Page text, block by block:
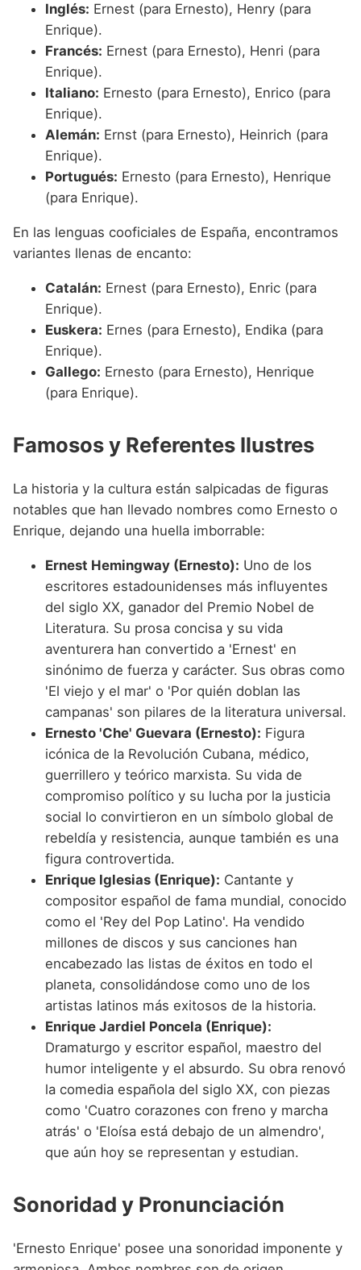
Inglés: Ernest (para Ernesto), Henry (para
Enrique).
Francés: Ernest (para Ernesto), Henri (para
Enrique).
Italiano: Ernesto (para Ernesto), Enrico (para
Enrique).
Alemán: Ernst (para Ernesto), Heinrich (para
Enrique).
Portugués: Ernesto (para Ernesto), Henrique
(para Enrique).
En las lenguas cooficiales de España, encontramos
variantes llenas de encanto:
Catalán: Ernest (para Ernesto), Enric (para
Enrique).
Euskera: Ernes (para Ernesto), Endika (para
Enrique).
Gallego: Ernesto (para Ernesto), Henrique
(para Enrique).
Famosos y Referentes Ilustres
La historia y la cultura están salpicadas de figuras
notables que han llevado nombres como Ernesto o
Enrique, dejando una huella imborrable:
Ernest Hemingway (Ernesto): Uno de los
escritores estadounidenses más influyentes
del siglo XX, ganador del Premio Nobel de
Literatura. Su prosa concisa y su vida
aventurera han convertido a 'Ernest' en
sinónimo de fuerza y carácter. Sus obras como
'El viejo y el mar' o 'Por quién doblan las
campanas' son pilares de la literatura universal.
Ernesto 'Che' Guevara (Ernesto): Figura
icónica de la Revolución Cubana, médico,
guerrillero y teórico marxista. Su vida de
compromiso político y su lucha por la justicia
social lo convirtieron en un símbolo global de
rebeldía y resistencia, aunque también es una
figura controvertida.
Enrique Iglesias (Enrique): Cantante y
compositor español de fama mundial, conocido
como el 'Rey del Pop Latino'. Ha vendido
millones de discos y sus canciones han
encabezado las listas de éxitos en todo el
planeta, consolidándose como uno de los
artistas latinos más exitosos de la historia.
Enrique Jardiel Poncela (Enrique):
Dramaturgo y escritor español, maestro del
humor inteligente y el absurdo. Su obra renovó
la comedia española del siglo XX, con piezas
como 'Cuatro corazones con freno y marcha
atrás' o 'Eloísa está debajo de un almendro',
que aún hoy se representan y estudian.
Sonoridad y Pronunciación
'Ernesto Enrique' posee una sonoridad imponente y